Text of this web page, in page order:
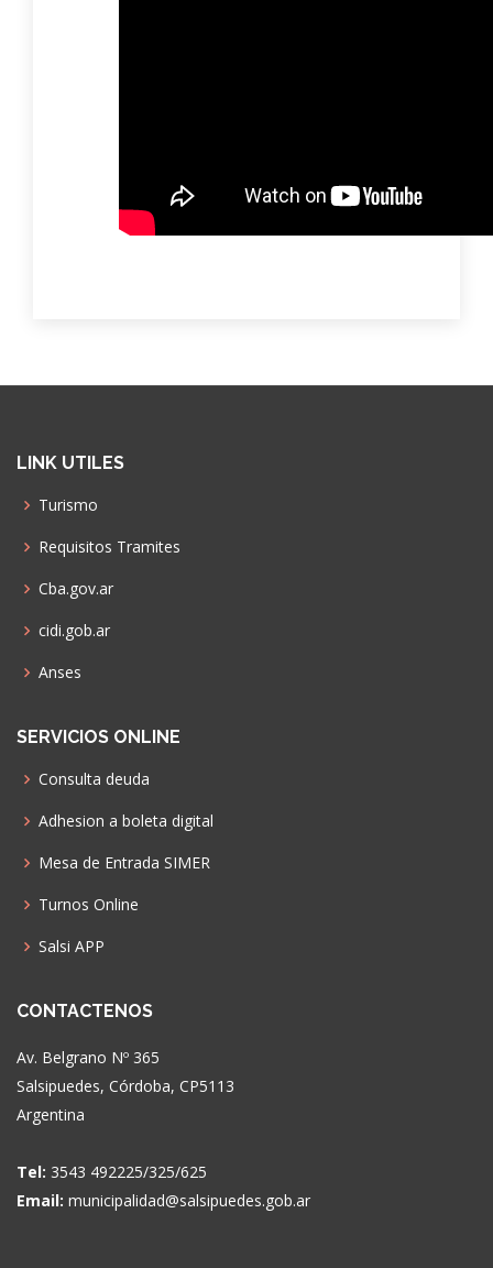
LINK UTILES
Turismo
Requisitos Tramites
Cba.gov.ar
cidi.gob.ar
Anses
SERVICIOS ONLINE
Consulta deuda
Adhesion a boleta digital
Mesa de Entrada SIMER
Turnos Online
Salsi APP
CONTACTENOS
Av. Belgrano Nº 365
Salsipuedes, Córdoba, CP5113
Argentina
Tel: 3543 492225/325/625
Email: municipalidad@salsipuedes.gob.ar